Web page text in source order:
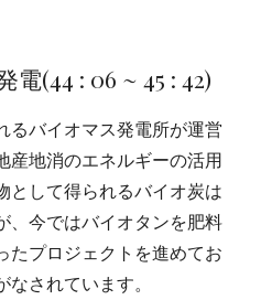
電(44 : 06 ~ 45 : 42)
るバイオマス発電所が運営
産地消のエネルギーの活用
として得られるバイオ炭は
、今ではバイオタンを肥料
たプロジェクトを進めてお
されています。